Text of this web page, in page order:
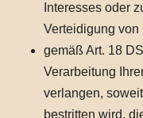
Interesses oder
Verteidigung von
gemäß Art. 18
Verarbeitung
verlangen,
bestritten wird,